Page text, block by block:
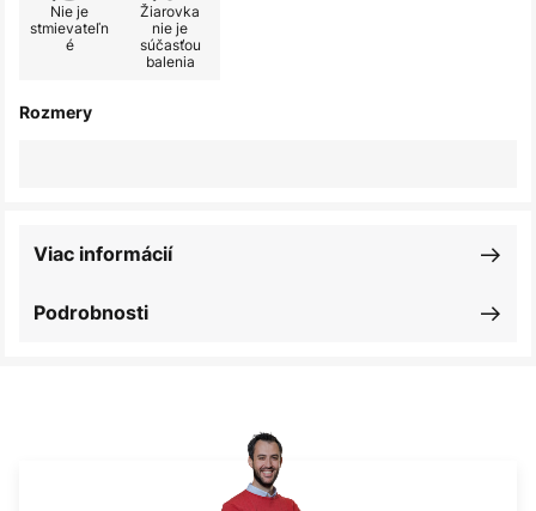
Nie je
stmievateľn
é
Žiarovka
nie je
súčasťou
balenia
Rozmery
Podrobnosti
Viac informácií